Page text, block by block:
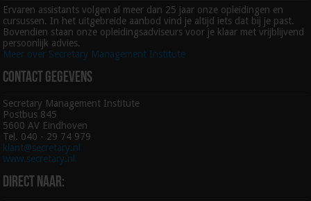
Ervaren assistants volgen al meer dan 25 jaar onze opleidingen en
cursussen. In het uitgebreide aanbod vind je altijd iets dat bij je past.
Bovendien staan onze opleidingsadviseurs voor je klaar met vrijblijvend
persoonlijk advies.
Meer over Secretary Management Institute
Contact gegevens
Secretary Management Institute
Postbus 845
5600 AV Eindhoven
Tel. 040 - 29 74 979
klant@secretary.nl
www.secretary.nl
Direct naar: